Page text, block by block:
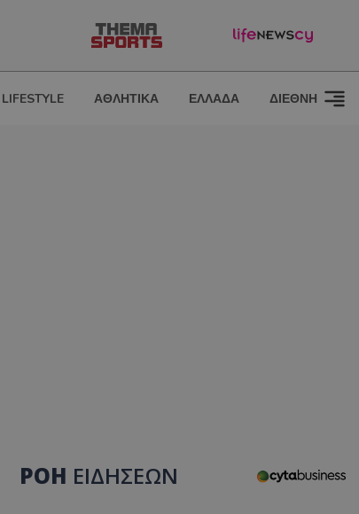
LIFESTYLE ΑΘΛΗΤΙΚΑ ΕΛΛΑΔΑ ΔΙΕΘΝΗ
ΡΟΗ ΕΙΔΗΣΕΩΝ